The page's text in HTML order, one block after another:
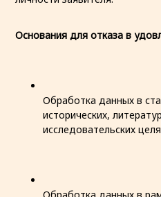
Основания для отказа в
Обработка данных в
исторических,
исследовательских